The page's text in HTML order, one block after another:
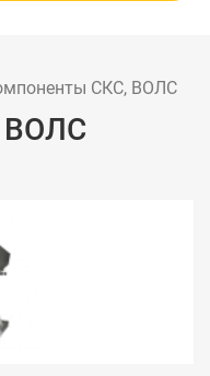
СКС, ВОЛС
ВОЛС